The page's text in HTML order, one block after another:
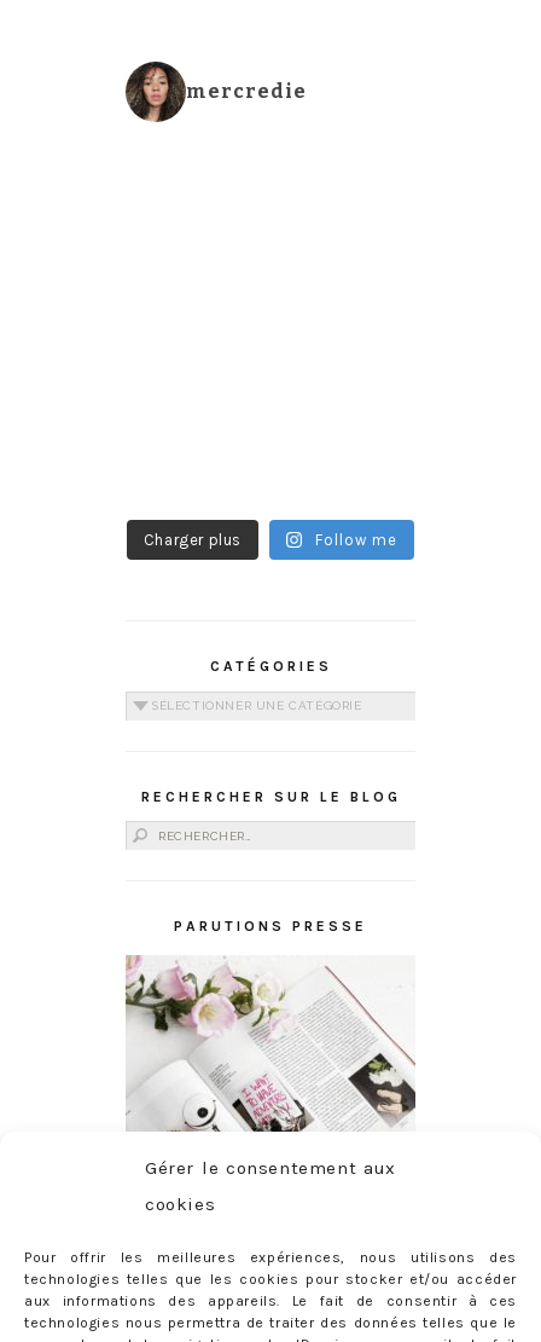
Gérer le consentement aux
cookies
Pour offrir les meilleures expériences, nous utilisons des
technologies telles que les cookies pour stocker et/ou accéder
aux informations des appareils. Le fait de consentir à ces
technologies nous permettra de traiter des données telles que le
mercredie
Charger plus Follow me
CATÉGORIES
Catégories
RECHERCHER SUR LE BLOG
Rechercher :
PARUTIONS PRESSE